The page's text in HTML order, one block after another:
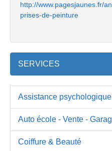
http://www.pagesjaunes.fr/
prises-de-peinture
SERVICES
Assistance psychologique
Auto école - Vente -
Coiffure & Beauté